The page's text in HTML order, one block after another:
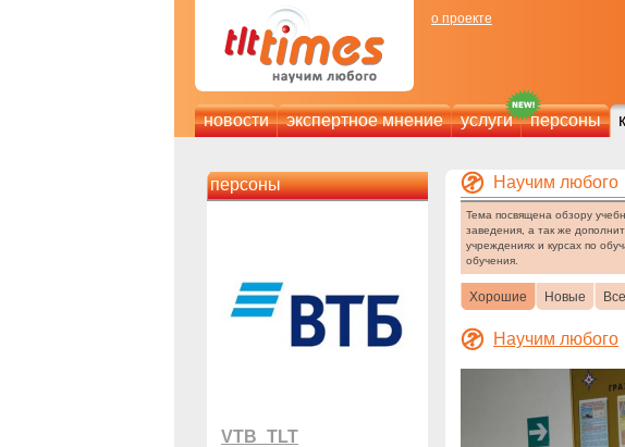
о проекте
новости экспертное мнение услуги персоны
персоны
VTB_TLT
Научим любого
Тема посвящена обзору
заведения, а так же
учреждениях и курсах по
обучения.
Хорошие Новые Все
Научим любого